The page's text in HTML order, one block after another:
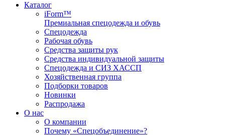
Каталог
iForm™
Премиальная спецодежда и обувь
Спецодежда
Рабочая обувь
Средства защиты рук
Средства индивидуальной защиты
Спецодежда и СИЗ ХАССП
Хозяйственная группа
Подборки товаров
Новинки
Распродажа
О нас
О компании
Почему «Спецобъединение»?